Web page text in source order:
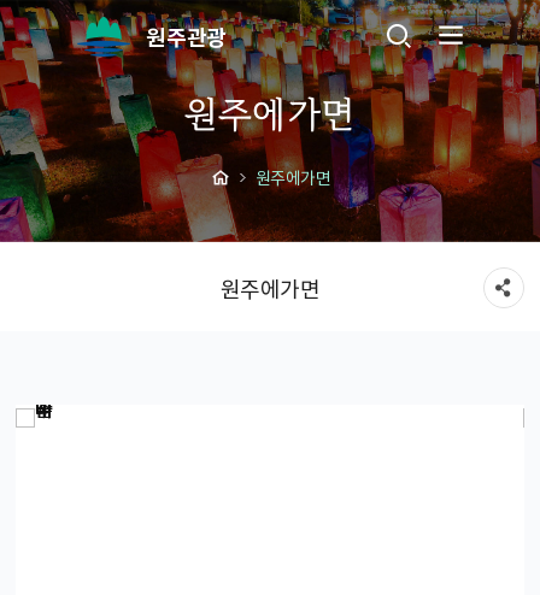
원주관광
원주에가면
원주에가면
원주에가면